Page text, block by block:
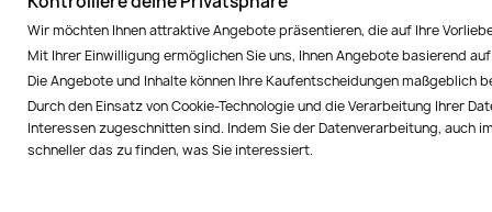
Wir möchten Ihnen attraktive Angebote präsentieren, die auf Ihre
Mit Ihrer Einwilligung ermöglichen Sie uns, Ihnen Angebote basierend
Die Angebote und Inhalte können Ihre Kaufentscheidungen maßgeblich
Durch den Einsatz von Cookie-Technologie und die Verarbeitung Ihrer
Interessen zugeschnitten sind. Indem Sie der Datenverarbeitung, auch
schneller das zu finden, was Sie interessiert.